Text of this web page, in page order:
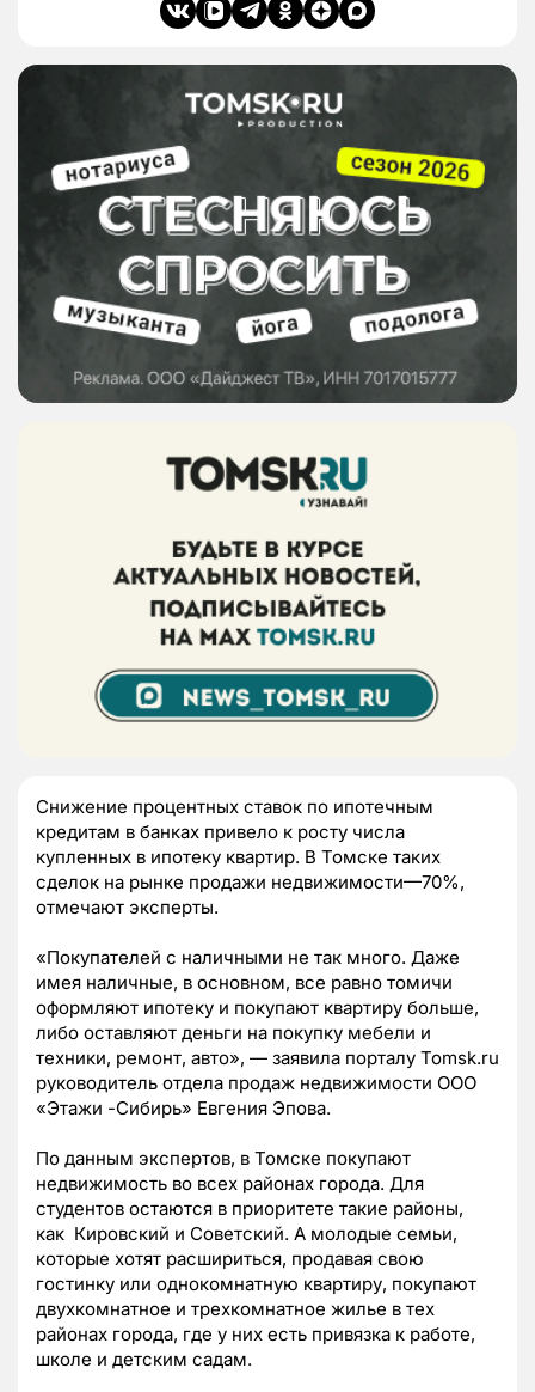
Снижение процентных ставок по ипотечным
кредитам в банках привело к росту числа
купленных в ипотеку квартир. В Томске таких
сделок на рынке продажи недвижимости—70%,
отмечают эксперты.
«Покупателей с наличными не так много. Даже
имея наличные, в основном, все равно томичи
оформляют ипотеку и покупают квартиру больше,
либо оставляют деньги на покупку мебели и
техники, ремонт, авто», — заявила порталу Tomsk.ru
руководитель отдела продаж недвижимости ООО
«Этажи -Сибирь» Евгения Эпова.
По данным экспертов, в Томске покупают
недвижимость во всех районах города. Для
студентов остаются в приоритете такие районы,
как Кировский и Советский. А молодые семьи,
которые хотят расшириться, продавая свою
гостинку или однокомнатную квартиру, покупают
двухкомнатное и трехкомнатное жилье в тех
районах города, где у них есть привязка к работе,
школе и детским садам.